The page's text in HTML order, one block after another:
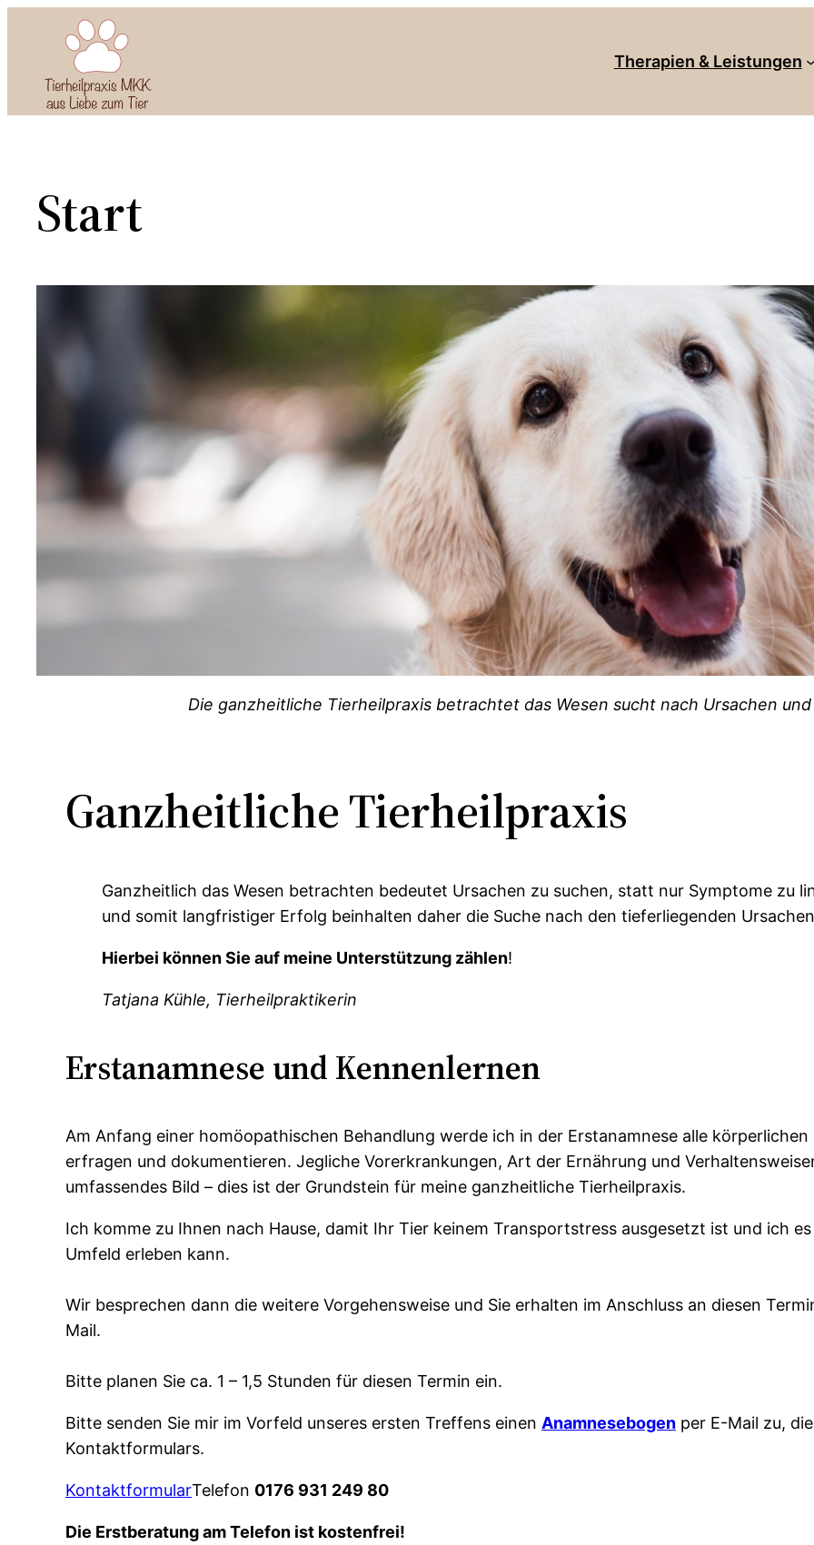
Therapien & Leistungen
Start
Die ganzheitliche Tierheilpraxis betrachtet das Wesen sucht nach Ursachen
Ganzheitliche Tierheilpraxis
Ganzheitlich das Wesen betrachten bedeutet Ursachen zu suchen, statt nur Symptome zu
und somit langfristiger Erfolg beinhalten daher die Suche nach den tieferliegenden
Hierbei können Sie auf meine Unterstützung zählen!
Tatjana Kühle, Tierheilpraktikerin
Erstanamnese und Kennenlernen
Am Anfang einer homöopathischen Behandlung werde ich in der Erstanamnese alle
erfragen und dokumentieren. Jegliche Vorerkrankungen, Art der Ernährung und
umfassendes Bild – dies ist der Grundstein für meine ganzheitliche Tierheilpraxis.
Ich komme zu Ihnen nach Hause, damit Ihr Tier keinem Transportstress ausgesetzt ist und ich
Umfeld erleben kann.
Wir besprechen dann die weitere Vorgehensweise und Sie erhalten im Anschluss an diesen
Mail.
Bitte planen Sie ca. 1 – 1,5 Stunden für diesen Termin ein.
Bitte senden Sie mir im Vorfeld unseres ersten Treffens einen Anamnesebogen per E-Mail zu,
Kontaktformulars.
KontaktformularTelefon 0176 931 249 80
Die Erstberatung am Telefon ist kostenfrei!